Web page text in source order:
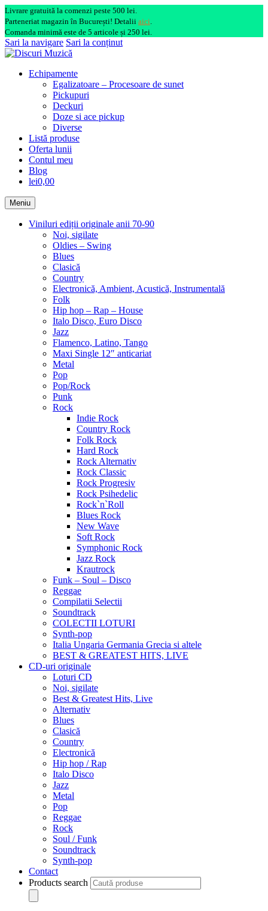
Livrare gratuită la comenzi peste 500 lei.
Parteneriat magazin în București! Detalii aici.
Comanda minimă este de 5 articole și 250 lei.
Sari la navigare Sari la conținut
Echipamente
Egalizatoare – Procesoare de sunet
Pickupuri
Deckuri
Doze si ace pickup
Diverse
Listă produse
Oferta lunii
Contul meu
Blog
lei0,00
Meniu
Viniluri ediții originale anii 70-90
Noi, sigilate
Oldies – Swing
Blues
Clasică
Country
Electronică, Ambient, Acustică, Instrumentală
Folk
Hip hop – Rap – House
Italo Disco, Euro Disco
Jazz
Flamenco, Latino, Tango
Maxi Single 12″ anticariat
Metal
Pop
Pop/Rock
Punk
Rock
Indie Rock
Country Rock
Folk Rock
Hard Rock
Rock Alternativ
Rock Classic
Rock Progresiv
Rock Psihedelic
Rock`n`Roll
Blues Rock
New Wave
Soft Rock
Symphonic Rock
Jazz Rock
Krautrock
Funk – Soul – Disco
Reggae
Compilatii Selectii
Soundtrack
COLECTII LOTURI
Synth-pop
Italia Ungaria Germania Grecia si altele
BEST & GREATEST HITS, LIVE
CD-uri originale
Loturi CD
Noi, sigilate
Best & Greatest Hits, Live
Alternativ
Blues
Clasică
Country
Electronică
Hip hop / Rap
Italo Disco
Jazz
Metal
Pop
Reggae
Rock
Soul / Funk
Soundtrack
Synth-pop
Contact
Products search